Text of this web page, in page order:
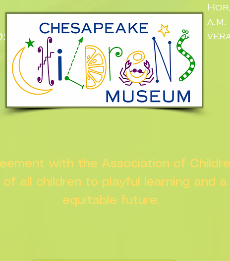
with the Association of
all children to playful learning and a
equitable future.